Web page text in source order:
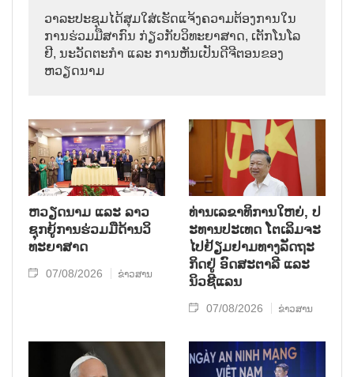
ວາ​ລະ​ປະ​ຊຸມ​ໄດ້​ສຸມ​ໃສ່​ເຮັດ​ແຈ້ງ​ຄວາມ​ຕ້ອງ​ການ​ໃນ​
ການ​ຮ່ວມ​ມື​ສາ​ກົນ ກ່ຽວ​ກັບ​ວິ​ທະ​ຍາ​ສາດ, ເຕັກ​ໂນ​ໂລ​
ຢີ, ນະ​ວັດ​ຕະ​ກຳ ແລະ ການ​ຫັນ​ເປັນ​ດີ​ຈີ​ຕອນ​ຂອງ
ຫວຽດ​ນາມ
ຫວຽດ​ນາມ ແລະ ລາວ​
ຊຸກ​ຍູ້​ການ​ຮ່ວມ​ມື​ດ້ານວ​ິ​
ທະ​ຍາ​ສາດ
07/08/2026 ຂ່າວສານ
ທ່ານ​ເລ​ຂາ​ທິ​ການ​ໃຫຍ່, ປ​
ະ​ທານ​ປະ​ເທດ ໂຕ​ເລິມ​ຈະ​
ໄປ​ຢ້ຽມ​ຢາມ​ທາງ​ລັດ​ຖະ​
ກິດ​ຢູ່ ອົດ​ສະ​ຕາ​ລີ ແລະ
ນິວ​ຊີ​ແລນ
07/08/2026 ຂ່າວສານ